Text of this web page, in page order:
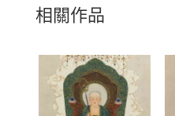
相關作品